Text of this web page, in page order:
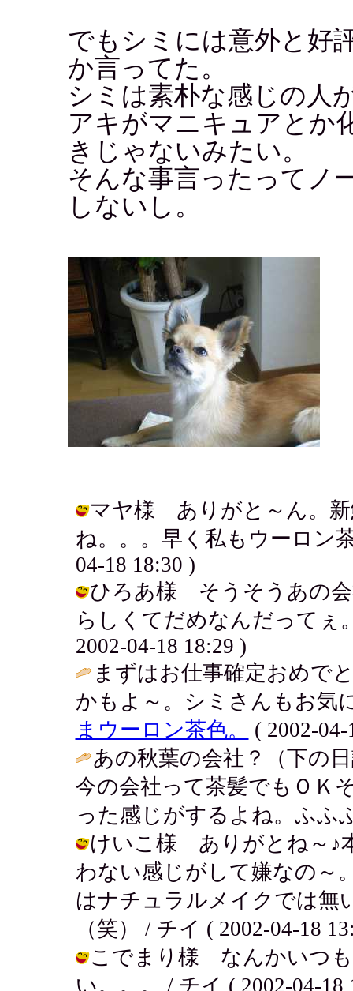
でもシミには意外と好
か言ってた。
シミは素朴な感じの人
アキがマニキュアとか
きじゃないみたい。
そんな事言ったってノ
しないし。
マヤ様 ありがと～ん。新
ね。。。早く私もウーロン
04-18 18:30 )
ひろあ様 そうそうあの会
らしくてだめなんだってぇ
2002-04-18 18:29 )
まずはお仕事確定おめで
かもよ～。シミさんもお気
まウーロン茶色。
( 2002-
あの秋葉の会社？（下の
今の会社って茶髪でもＯＫ
った感じがするよね。ふふ
けいこ様 ありがとね～♪
わない感じがして嫌なの～
はナチュラルメイクでは無
（笑） / チイ ( 2002-04-18
こでまり様 なんかいつ
い。。。 / チイ ( 2002-04-18